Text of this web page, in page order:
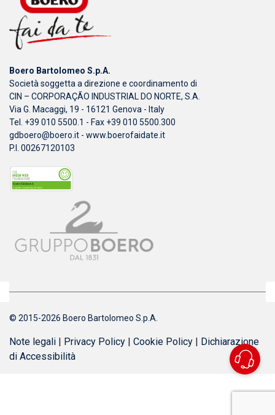
Boero Bartolomeo S.p.A.
Società soggetta a direzione e coordinamento di
CIN – CORPORAÇÃO INDUSTRIAL DO NORTE, S.A.
Via G. Macaggi, 19 - 16121 Genova - Italy
Tel. +39 010 5500.1 - Fax +39 010 5500.300
gdboero@boero.it - www.boerofaidate.it
P.I. 00267120103
© 2015-2026 Boero Bartolomeo S.p.A.
Note legali | Privacy Policy | Cookie Policy | Dichiarazione
di Accessibilità